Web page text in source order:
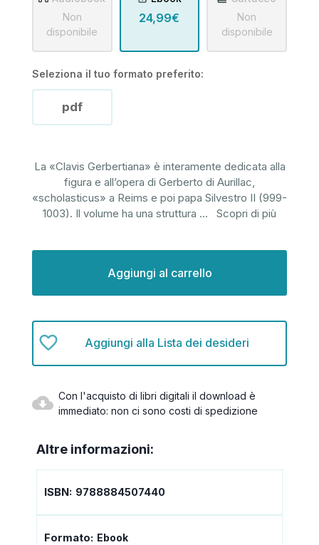
Non
disponibile
24,99€
Non
disponibile
Seleziona il tuo formato preferito:
pdf
La «Clavis Gerbertiana» è interamente dedicata alla
figura e all’opera di Gerberto di Aurillac,
«scholasticus» a Reims e poi papa Silvestro II (999-
1003). Il volume ha una struttura ... Scopri di più
Aggiungi alla Lista dei desideri
Con l'acquisto di libri digitali il download è
immediato: non ci sono costi di spedizione
Altre informazioni:
ISBN: 9788884507440
Formato: Ebook